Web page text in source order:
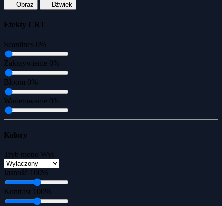
Obraz Dźwięk
Efekty CRT
Scanlines 0%
Zakrzywienie 0%
Bloom 0%
Winietowanie 0%
Kolory
Tryb mono Wył
Jasność 100%
Kontrast 100%